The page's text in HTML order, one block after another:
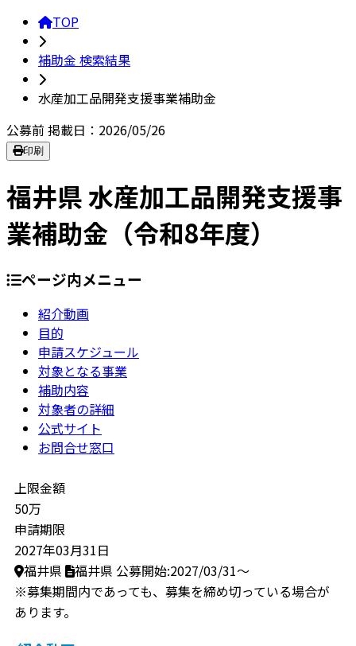
TOP
補助金 検索結果
水産加工品開発支援事業補助金
公募前掲載日：2026/05/26
印刷
福井県 水産加工品開発支援事
業補助金（令和8年度）
ページ内メニュー
紹介動画
目的
申請スケジュール
対象となる事業
補助内容
対象者の詳細
公式サイト
お問合せ窓口
上限金額
50万
申請期限
2027年03月31日
福井県
福井県 公募開始:2027/03/31～
※募集期間内であっても、募集を締め切っている場合が
あります。